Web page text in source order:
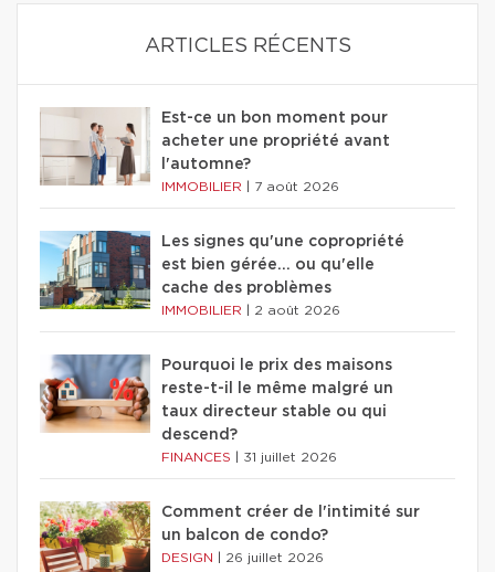
ARTICLES RÉCENTS
Est-ce un bon moment pour
acheter une propriété avant
l'automne?
IMMOBILIER 7 août 2026
Les signes qu'une copropriété
est bien gérée… ou qu'elle
cache des problèmes
IMMOBILIER 2 août 2026
Pourquoi le prix des maisons
reste-t-il le même malgré un
taux directeur stable ou qui
descend?
FINANCES 31 juillet 2026
Comment créer de l'intimité sur
un balcon de condo?
DESIGN 26 juillet 2026